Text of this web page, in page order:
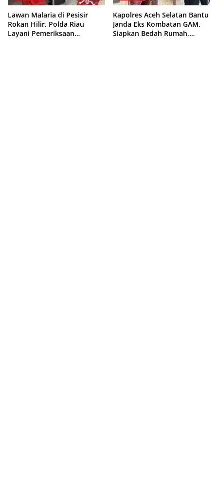
Lawan Malaria di Pesisir
Rokan Hilir, Polda Riau
Layani Pemeriksaan
Kapolres Aceh Selatan Bantu
Janda Eks Kombatan GAM,
Siapkan Bedah Rumah,